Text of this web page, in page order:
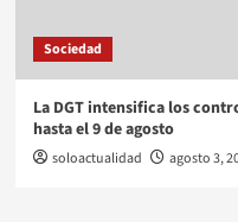
Sociedad
La DGT intensifica los
hasta el 9 de agosto
soloactualidad agosto 3,